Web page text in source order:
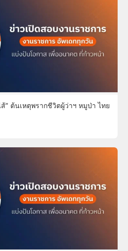
” ต้นเหตุพรากชีวิตผู้ว่าฯ หมูป่า ไทย